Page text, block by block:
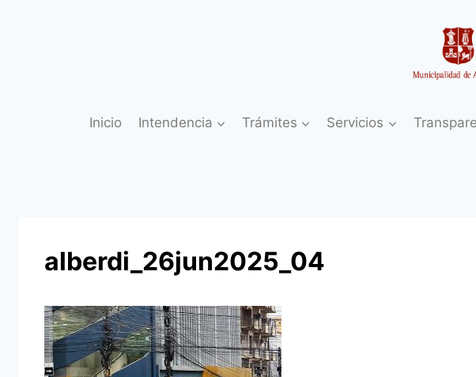
Inicio Intendencia Trámites Servicios
alberdi_26jun2025_04